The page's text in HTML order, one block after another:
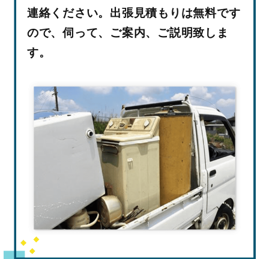
連絡ください。出張見積もりは無料です
ので、伺って、ご案内、ご説明致しま
す。